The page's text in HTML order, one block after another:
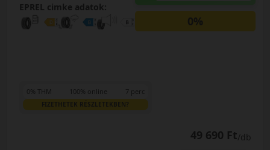
EPREL cimke adatok:
0%
0% THM 100% online 7 perc
FIZETHETEK RÉSZLETEKBEN?
49 690 Ft/db